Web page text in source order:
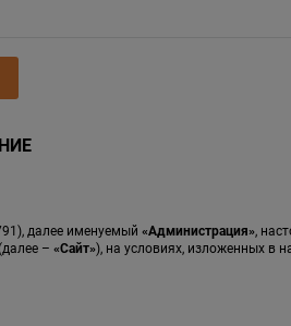
далее именуемый «Администрация»,
– «Сайт»), на условиях, изложенных в